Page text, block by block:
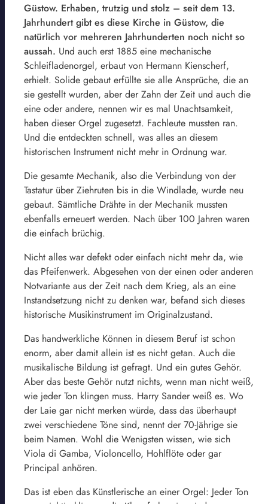
Güstow. Erhaben, trutzig und stolz – seit dem 13.
Jahrhundert gibt es diese Kirche in Güstow, die
natürlich vor mehreren Jahrhunderten noch nicht so
aussah. Und auch erst 1885 eine mechanische
Schleifladenorgel, erbaut von Hermann Kienscherf,
erhielt. Solide gebaut erfüllte sie alle Ansprüche, die an
sie gestellt wurden, aber der Zahn der Zeit und auch die
eine oder andere, nennen wir es mal Unachtsamkeit,
haben dieser Orgel zugesetzt. Fachleute mussten ran.
Und die entdeckten schnell, was alles an diesem
historischen Instrument nicht mehr in Ordnung war.
Die gesamte Mechanik, also die Verbindung von der
Tastatur über Ziehruten bis in die Windlade, wurde neu
gebaut. Sämtliche Drähte in der Mechanik mussten
ebenfalls erneuert werden. Nach über 100 Jahren waren
die einfach brüchig.
Nicht alles war defekt oder einfach nicht mehr da, wie
das Pfeifenwerk. Abgesehen von der einen oder anderen
Notvariante aus der Zeit nach dem Krieg, als an eine
Instandsetzung nicht zu denken war, befand sich dieses
historische Musikinstrument im Originalzustand.
Das handwerkliche Können in diesem Beruf ist schon
enorm, aber damit allein ist es nicht getan. Auch die
musikalische Bildung ist gefragt. Und ein gutes Gehör.
Aber das beste Gehör nutzt nichts, wenn man nicht weiß,
wie jeder Ton klingen muss. Harry Sander weiß es. Wo
der Laie gar nicht merken würde, dass das überhaupt
zwei verschiedene Töne sind, nennt der 70-Jährige sie
beim Namen. Wohl die Wenigsten wissen, wie sich
Viola di Gamba, Violoncello, Hohlflöte oder gar
Principal anhören.
Das ist eben das Künstlerische an einer Orgel: Jeder Ton